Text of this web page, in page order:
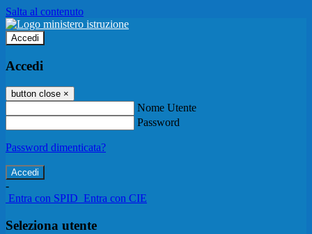
Salta al contenuto
Accedi
Accedi
button close ×
Nome Utente
Password
Password dimenticata?
-
Entra con SPID Entra con CIE
Seleziona utente